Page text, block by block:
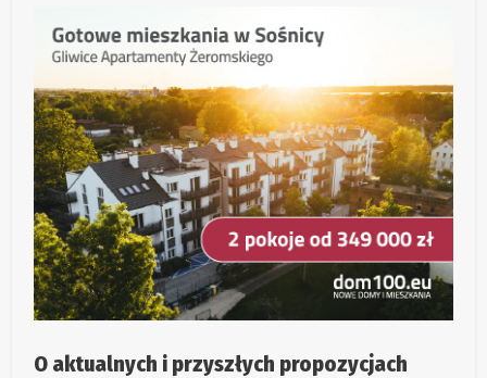
O aktualnych i przyszłych propozycjach